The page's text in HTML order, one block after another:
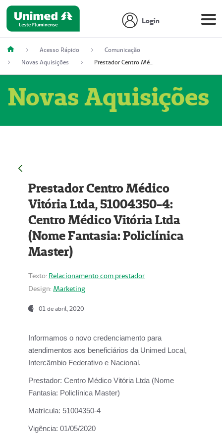
Login
Acesso Rápido
Comunicação
Novas Aquisições
Prestador Centro Médico Vitória Ltda, 51004350-4: Centro Médico Vitória Ltda (Nome Fantasia: Policlínica Master)
Novas Aquisições
Prestador Centro Médico
Vitória Ltda, 51004350-4:
Centro Médico Vitória Ltda
(Nome Fantasia: Policlínica
Master)
Texto: Relacionamento com prestador
Design: Marketing
01 de abril, 2020
Informamos o novo credenciamento para
atendimentos aos beneficiários da Unimed Local,
Intercâmbio Federativo e Nacional.
Prestador: Centro Médico Vitória Ltda (Nome
Fantasia: Policlínica Master)
Matrícula: 51004350-4
Vigência: 01/05/2020